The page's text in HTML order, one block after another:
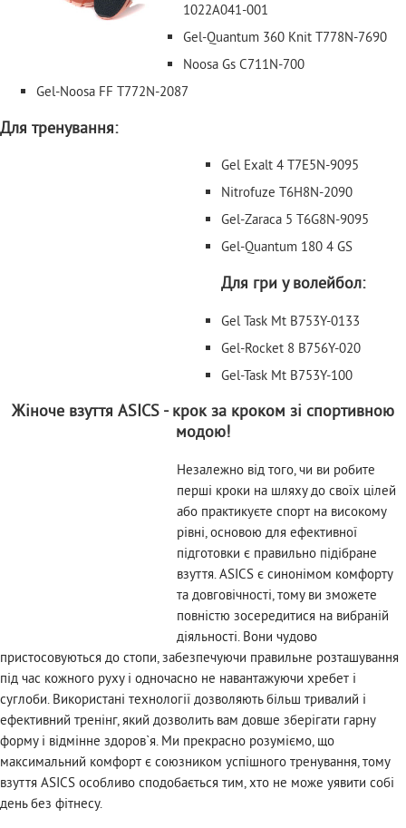
1022A041-001
Gel-Quantum 360 Knit T778N-7690
Noosa Gs C711N-700
Gel-Noosa FF T772N-2087
Для тренування:
Gel Exalt 4 T7E5N-9095
Nitrofuze T6H8N-2090
Gel-Zaraca 5 T6G8N-9095
Gel-Quantum 180 4 GS
Для гри у волейбол:
Gel Task Mt B753Y-0133
Gel-Rocket 8 B756Y-020
Gel-Task Mt B753Y-100
Жіноче взуття ASICS - крок за кроком зі спортивною
модою!
Незалежно від того, чи ви робите
перші кроки на шляху до своїх цілей
або практикуєте спорт на високому
рівні, основою для ефективної
підготовки є правильно підібране
взуття. ASICS є синонімом комфорту
та довговічності, тому ви зможете
повністю зосередитися на вибраній
діяльності. Вони чудово
пристосовуються до стопи, забезпечуючи правильне розташування
під час кожного руху і одночасно не навантажуючи хребет і
суглоби. Використані технології дозволяють більш тривалий і
ефективний тренінг, який дозволить вам довше зберігати гарну
форму і відмінне здоров`я. Ми прекрасно розуміємо, що
максимальний комфорт є союзником успішного тренування, тому
взуття ASICS особливо сподобається тим, хто не може уявити собі
день без фітнесу.